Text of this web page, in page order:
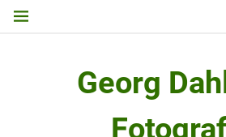
Zum
Georg